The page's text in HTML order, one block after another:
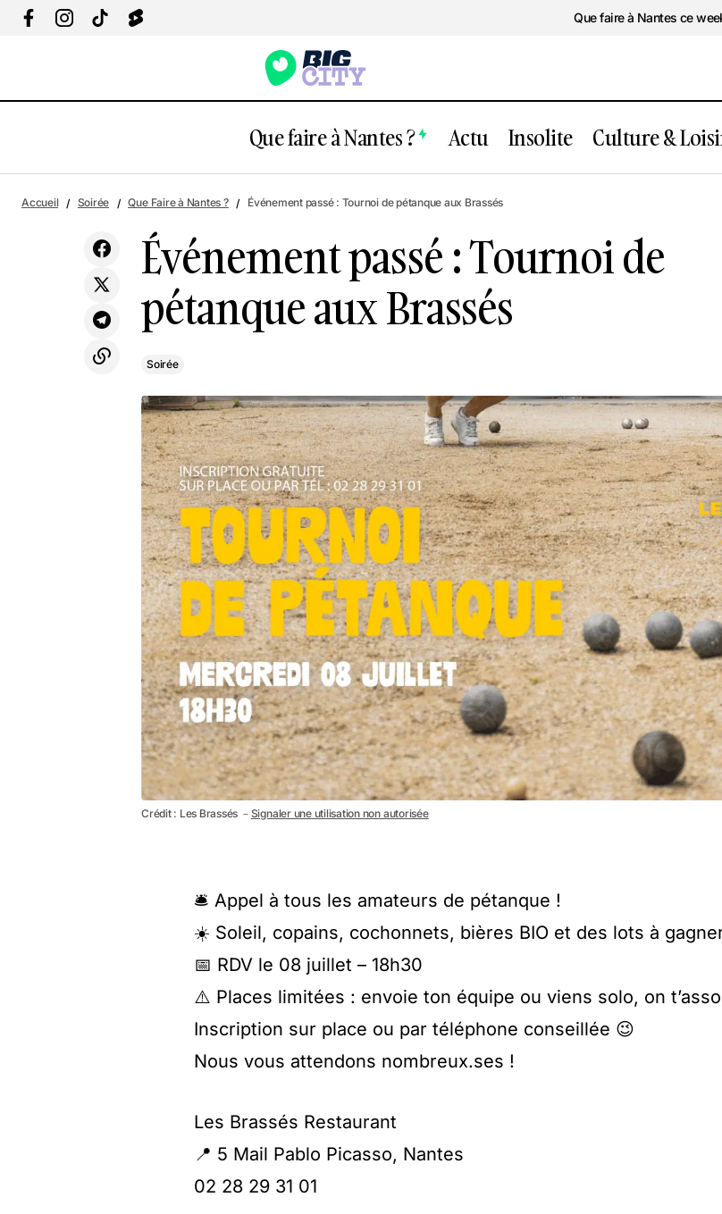
Que faire à Nantes ce
Que faire à Nantes ? Actu Insolite Culture &
Marché estival nocturne de Nantes
Camping
Soirée Événement passé : Tournoi de
Accueil Soirée Que Faire à Nantes ? Événement passé : Tournoi de pétanque aux Brassés
Événement passé : Tournoi de
pétanque aux Brassés
Soirée
Crédit : Les Brassés － Signaler une utilisation non autorisée
🛎 Appel à tous les amateurs de pétanque !
☀️ Soleil, copains, cochonnets, bières BIO et des lots à
📅 RDV le 08 juillet – 18h30
⚠️ Places limitées : envoie ton équipe ou viens solo, on
Inscription sur place ou par téléphone conseillée 😉
Nous vous attendons nombreux.ses !
Les Brassés Restaurant
📍 5 Mail Pablo Picasso, Nantes
02 28 29 31 01